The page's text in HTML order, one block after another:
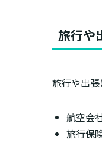
旅行や
旅行や出
航空会
旅行保